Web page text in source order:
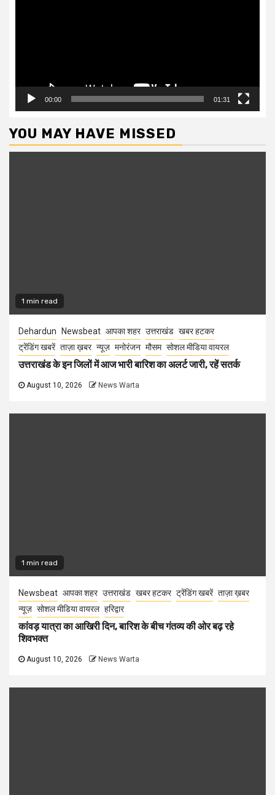
00:00 01:31
YOU MAY HAVE MISSED
1 min read
Dehardun Newsbeat आपका शहर उत्तराखंड खबर हटकर
ट्रेंडिंग खबरें ताज़ा ख़बर न्यूज़ मनोरंजन मौसम सोशल मीडिया वायरल
उत्तराखंड के इन जिलों में आज भारी बारिश का अलर्ट जारी, रहें सतर्क
August 10, 2026 News Warta
1 min read
Newsbeat आपका शहर उत्तराखंड खबर हटकर ट्रेंडिंग खबरें ताज़ा ख़बर
न्यूज़ सोशल मीडिया वायरल हरिद्वार
कांवड़ यात्रा का आखिरी दिन, बारिश के बीच गंतव्य की ओर बढ़ रहे
शिवभक्त
August 10, 2026 News Warta